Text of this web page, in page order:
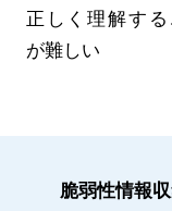
正しく理解する
が難しい
脆弱性情報